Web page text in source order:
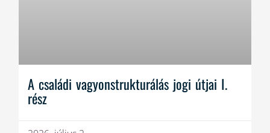
A családi vagyonstrukturálás jogi útjai I.
rész